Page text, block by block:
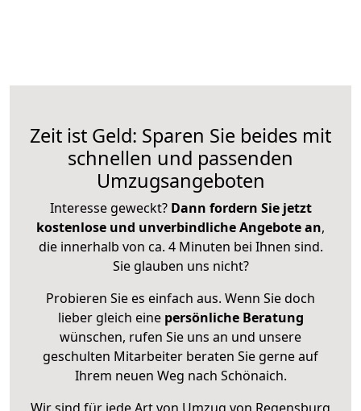
Zeit ist Geld: Sparen Sie beides mit
schnellen und passenden
Umzugsangeboten
Interesse geweckt? Dann fordern Sie jetzt
kostenlose und unverbindliche Angebote an,
die innerhalb von ca. 4 Minuten bei Ihnen sind.
Sie glauben uns nicht?
Probieren Sie es einfach aus. Wenn Sie doch
lieber gleich eine persönliche Beratung
wünschen, rufen Sie uns an und unsere
geschulten Mitarbeiter beraten Sie gerne auf
Ihrem neuen Weg nach Schönaich.